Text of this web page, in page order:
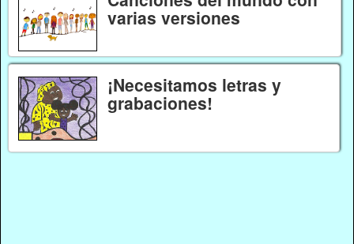
varias versiones
¡Necesitamos letras y
grabaciones!